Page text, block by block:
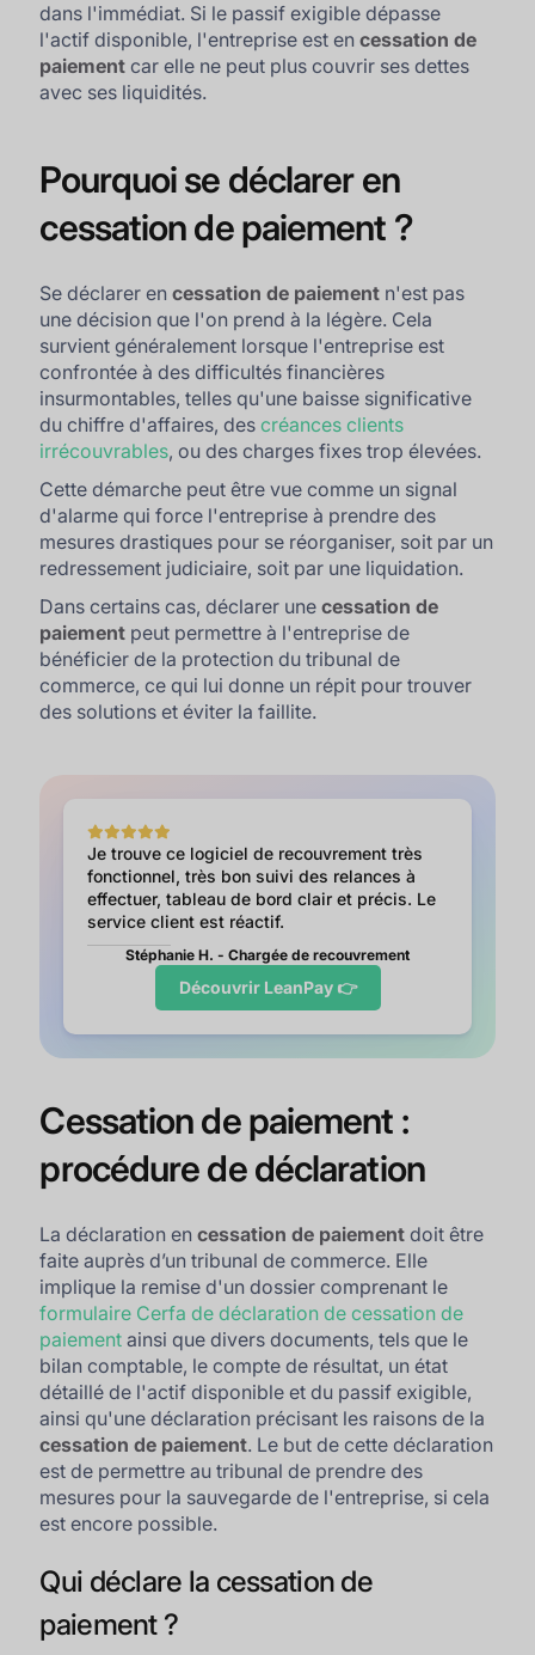
dans l'immédiat. Si le passif exigible dépasse
l'actif disponible, l'entreprise est encessation de
paiement car elle ne peut plus couvrir ses dettes
avec ses liquidités.
Pourquoi se déclarer en
cessation de paiement ?
Se déclarer encessation de paiement n'est pas
une décision que l'on prend à la légère. Cela
survient généralement lorsque l'entreprise est
confrontée à des difficultés financières
insurmontables, telles qu'une baisse significative
du chiffre d'affaires, descréances clients
irrécouvrables, ou des charges fixes trop élevées.
Cette démarche peut être vue comme un signal
d'alarme qui force l'entreprise à prendre des
mesures drastiques pour se réorganiser, soit par un
redressement judiciaire, soit par une liquidation.
Dans certains cas, déclarer unecessation de
paiement peut permettre à l'entreprise de
bénéficier de la protection du tribunal de
commerce, ce qui lui donne un répit pour trouver
des solutions et éviter la faillite.
Je trouve ce logiciel de recouvrement très
fonctionnel, très bon suivi des relances à
effectuer, tableau de bord clair et précis. Le
service client est réactif.
Stéphanie H. - Chargée de recouvrement
Découvrir LeanPay 👉
Cessation de paiement :
procédure de déclaration
La déclaration encessation de paiement doit être
faite auprès d’un tribunal de commerce. Elle
implique la remise d'un dossier comprenant le
formulaire Cerfa de déclaration de cessation de
paiement ainsi que divers documents, tels que le
bilan comptable, le compte de résultat, un état
détaillé de l'actif disponible et du passif exigible,
ainsi qu'une déclaration précisant les raisons de la
cessation de paiement. Le but de cette déclaration
est de permettre au tribunal de prendre des
mesures pour la sauvegarde de l'entreprise, si cela
est encore possible.
Qui déclare la cessation de
paiement ?